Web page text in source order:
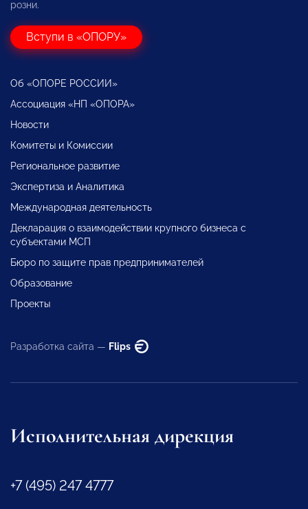
розни.
Вступи в «ОПОРУ»
Об «ОПОРЕ РОССИИ»
Ассоциация «НП «ОПОРА»
Новости
Комитеты и Комиссии
Региональное развитие
Экспертиза и Аналитика
Международная деятельность
Декларация о взаимодействии крупного бизнеса с
субъектами МСП
Бюро по защите прав предпринимателей
Образование
Проекты
Разработка сайта — Flips
Исполнительная дирекция
+7 (495) 247 4777